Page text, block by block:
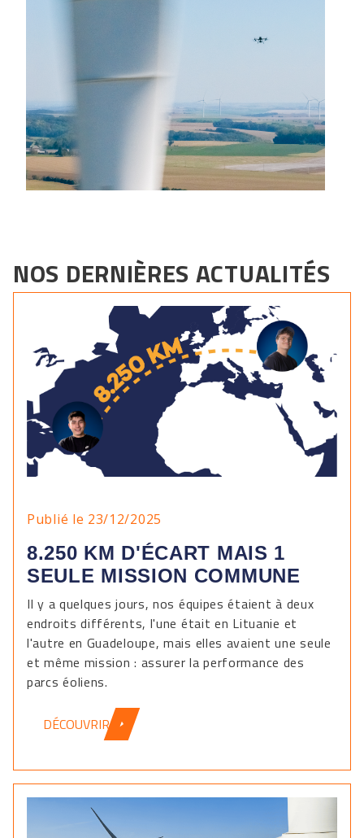
NOS DERNIÈRES ACTUALITÉS
Publié le 23/12/2025
8.250 KM D'ÉCART MAIS 1
SEULE MISSION COMMUNE
Il y a quelques jours, nos équipes étaient à deux
endroits différents, l'une était en Lituanie et
l'autre en Guadeloupe, mais elles avaient une seule
et même mission : assurer la performance des
parcs éoliens.
DÉCOUVRIR